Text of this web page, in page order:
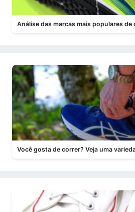
Análise das marcas mais populares
Você gosta de correr? Veja uma